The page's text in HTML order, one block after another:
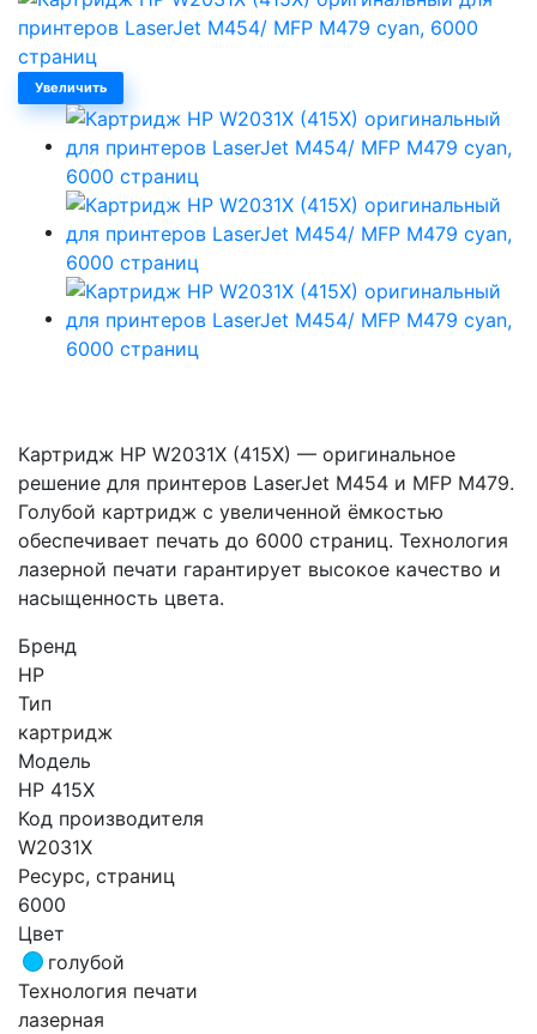
Увеличить
Картридж HP W2031X (415X) — оригинальное
решение для принтеров LaserJet M454 и MFP M479.
Голубой картридж с увеличенной ёмкостью
обеспечивает печать до 6000 страниц. Технология
лазерной печати гарантирует высокое качество и
насыщенность цвета.
Бренд
HP
Тип
картридж
Модель
HP 415X
Код производителя
W2031X
Ресурс, страниц
6000
Цвет
голубой
Технология печати
лазерная